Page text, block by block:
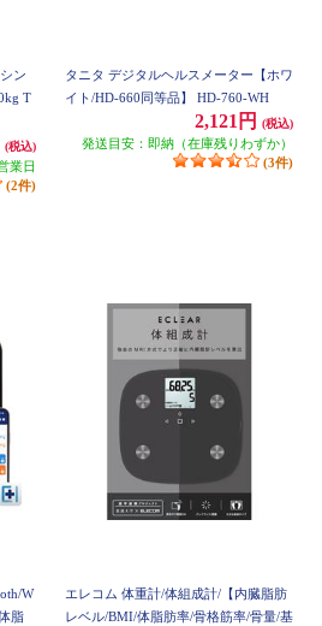
ン
T
(税込)
業日
(2件)
タニタ デジタルヘルスメーター【ホワ
イト/HD-660同等品】 HD-760-WH
2,121円 (税込)
発送目安：即納（在庫残りわずか）
(3件)
W
脂
エレコム 体重計/体組成計/【内臓脂肪
レベル/BMI/体脂肪率/骨格筋率/骨量/基